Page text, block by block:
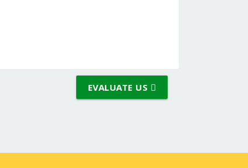
EVALUATE US